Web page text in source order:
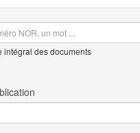
intégral des documents